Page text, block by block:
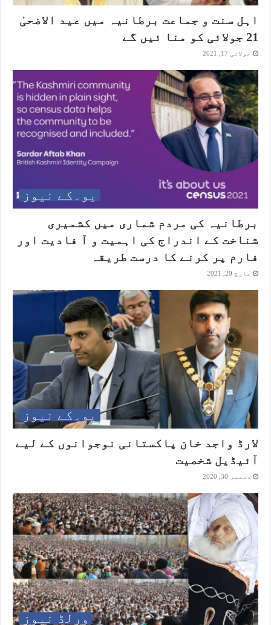
اہل سنت و جماعت برطانیہ میں عید الاضحیٰ
21 جولائی کو منا ئیں گے
جولائی 17, 2021
یو۔کے نیوز
برطانیہ کی مردم شماری میں کشمیری
شناخت کے اندراج کی اہمیت و آ فادیت اور
فارم پر کرنے کا درست طریقہ
مارچ 20, 2021
یو۔کے نیوز
لارڈ واجد خان پاکستانی نوجوانوں کے لیے
آئیڈیل شخصیت
دسمبر 30, 2020
ورلڈ نیوز